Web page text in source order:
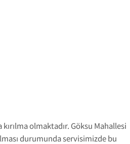
olmaktadır. Göksu Mahallesi
durumunda servisimizde bu